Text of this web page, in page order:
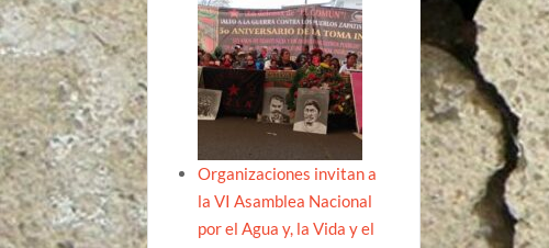
Organizaciones invitan a
la VI Asamblea Nacional
por el Agua y, la Vida y el